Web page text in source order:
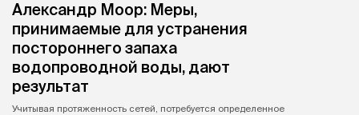
Александр Моор: Меры,
принимаемые для устранения
постороннего запаха
водопроводной воды, дают
результат
Учитывая протяженность сетей, потребуется определенное